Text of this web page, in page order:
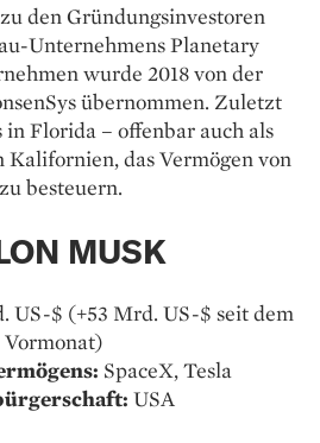
den Gründungsinvestoren
Unternehmens Planetary
wurde 2018 von der
übernommen. Zuletzt
in Florida – offenbar auch als
Kalifornien, das Vermögen von
besteuern.
MUSK
US-$ (+53 Mrd. US-$ seit dem
Vormonat)
SpaceX, Tesla
USA